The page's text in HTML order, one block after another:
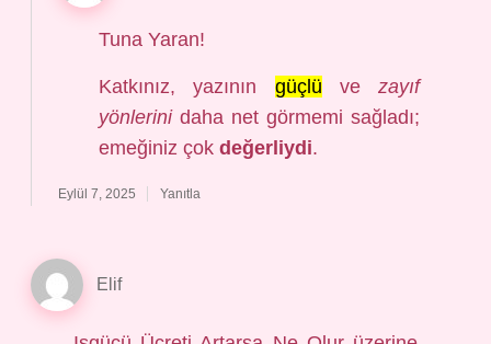
Tuna Yaran!
Katkınız, yazının güçlü vezayıf
yönlerinidaha net görmemi sağladı;
emeğiniz çok değerliydi.
Eylül 7, 2025 Yanıtla
Elif